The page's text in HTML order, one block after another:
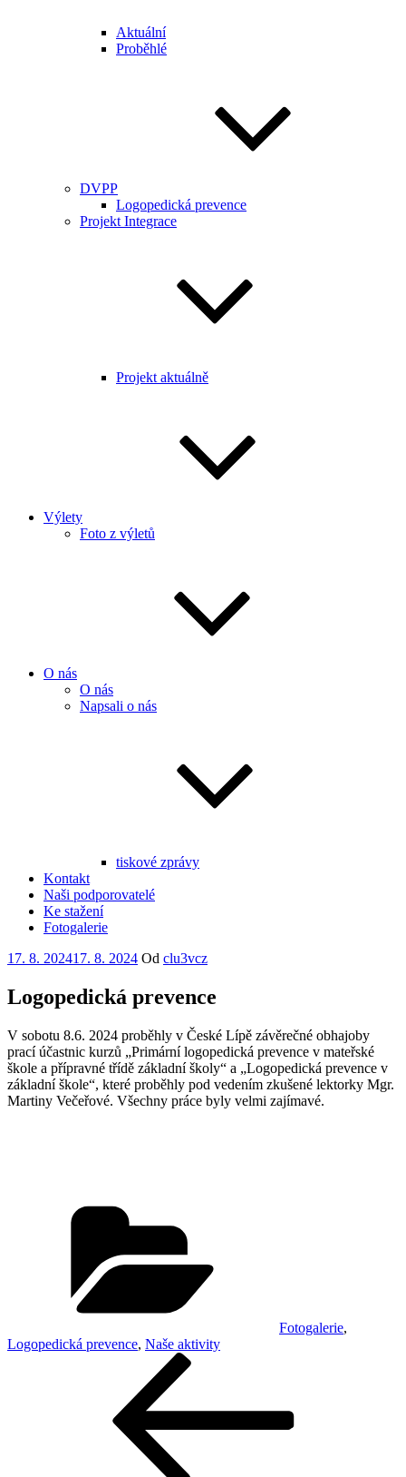
Aktuální
Proběhlé
DVPP
Logopedická prevence
Projekt Integrace
Projekt aktuálně
Výlety
Foto z výletů
O nás
O nás
Napsali o nás
tiskové zprávy
Kontakt
Naši podporovatelé
Ke stažení
Fotogalerie
Publikováno
17. 8. 202417. 8. 2024 Od clu3vcz
Logopedická prevence
V sobotu 8.6. 2024 proběhly v České Lípě závěrečné obhajoby
prací účastnic kurzů „Primární logopedická prevence v mateřské
škole a přípravné třídě základní školy“ a „Logopedická prevence v
základní škole“, které proběhly pod vedením zkušené lektorky Mgr.
Martiny Večeřové. Všechny práce byly velmi zajímavé.
Fotogalerie,
Logopedická prevence, Naše aktivity